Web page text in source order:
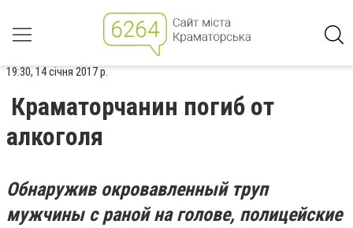
19:30, 14 січня 2017 р.
Краматорчанин погиб от
алкоголя
Обнаружив окровавленный труп
мужчины с раной на голове, полицейские